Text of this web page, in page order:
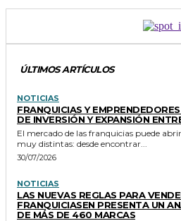
ÚLTIMOS ARTÍCULOS
NOTICIAS
FRANQUICIAS Y
DE INVERSIÓN Y EXPANSIÓN
El mercado de las franquicias puede
muy distintas: desde encontrar...
30/07/2026
NOTICIAS
LAS NUEVAS REGLAS PARA
FRANQUICIASEN PRESENTA UN
DE MÁS DE 460 MARCAS